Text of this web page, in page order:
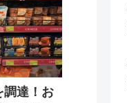
調達！お